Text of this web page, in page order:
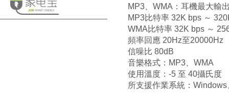
MP3、WMA：耳機最大輸
MP3比特率 32K bps ～
WMA比特率 32K bps ～
頻率回應 20Hz至20000Hz
信噪比 80dB
音樂格式：MP3、WMA
使用溫度：-5 至 40攝氏度
所支援作業系統：